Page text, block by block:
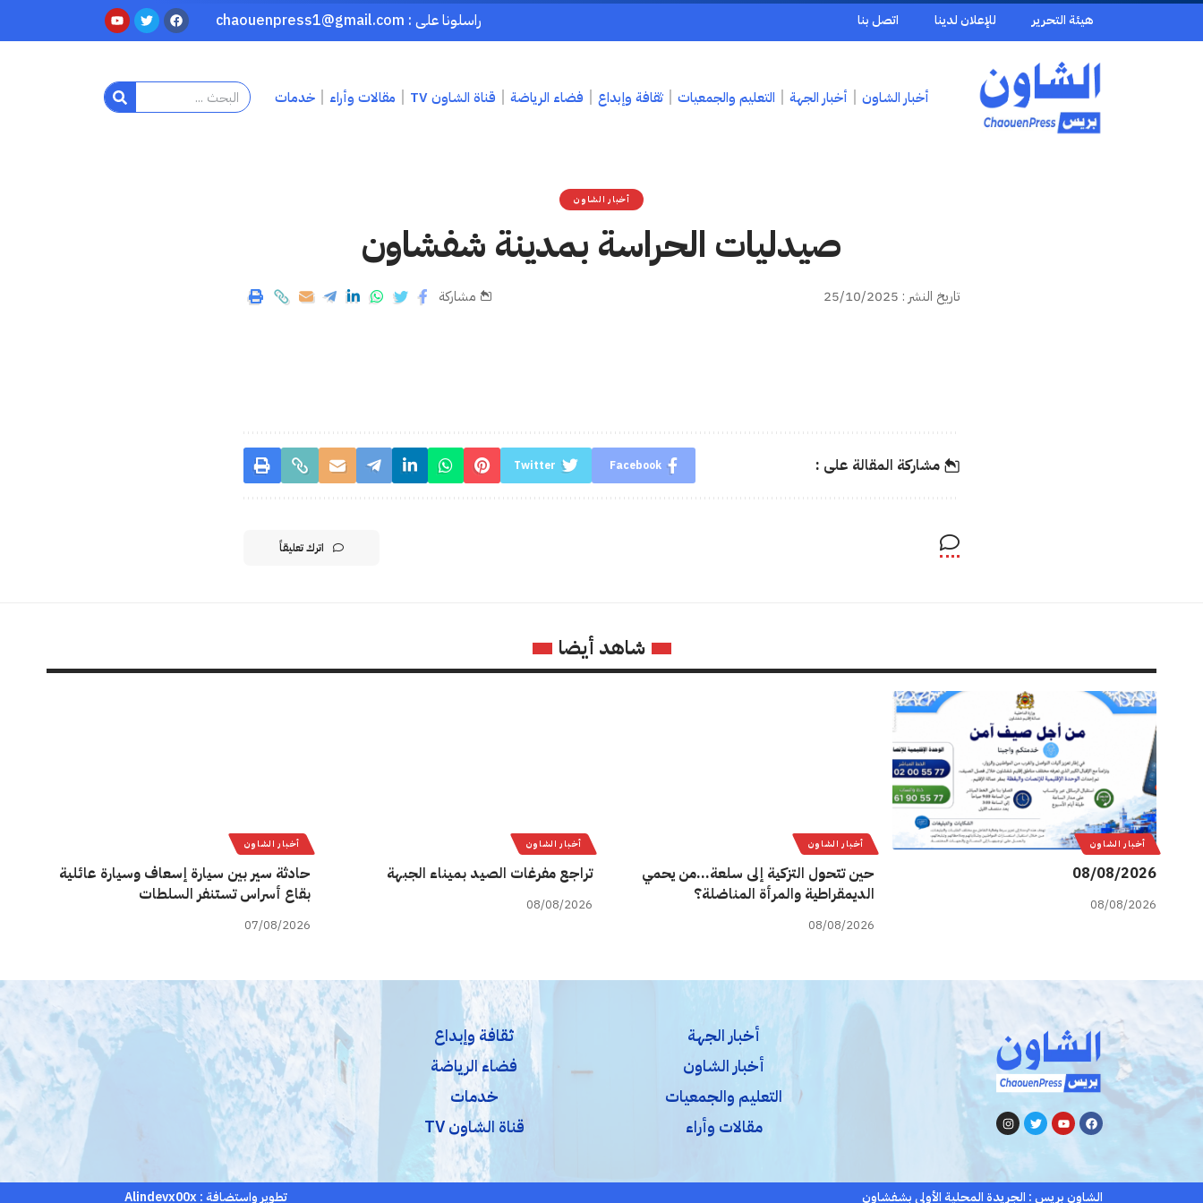
هيئة التحرير للإعلان لدينا اتصل بنا راسلونا على : chaouenpress1@gmail.com
أخبار الشاون أخبار الجهة التعليم والجمعيات ثقافة وإبداع فضاء الرياضة قناة الشاون TV مقالات وأراء خدمات
أخبار الشاون
صيدليات الحراسة بمدينة شفشاون
تاريخ النشر : 25/10/2025 مشاركة
مشاركة المقالة على : Facebook
Twitter
اترك تعليقاً
شاهد أيضا
أخبار الشاون
08/08/2026
08/08/2026
أخبار الشاون
حين تتحول التزكية إلى سلعة…من يحمي
الديمقراطية والمرأة المناضلة؟
08/08/2026
أخبار الشاون
تراجع مفرغات الصيد بميناء الجبهة
08/08/2026
أخبار الشاون
حادثة سير بين سيارة إسعاف وسيارة عائلية
بقاع أسراس تستنفر السلطات
07/08/2026
أخبار الجهة
أخبار الشاون
التعليم والجمعيات
مقالات وأراء
ثقافة وإبداع
فضاء الرياضة
خدمات
قناة الشاون TV
الشاون بريس : الجريدة المحلية الأولى بشفشاون تطوير واستضافة : Alindevx00x